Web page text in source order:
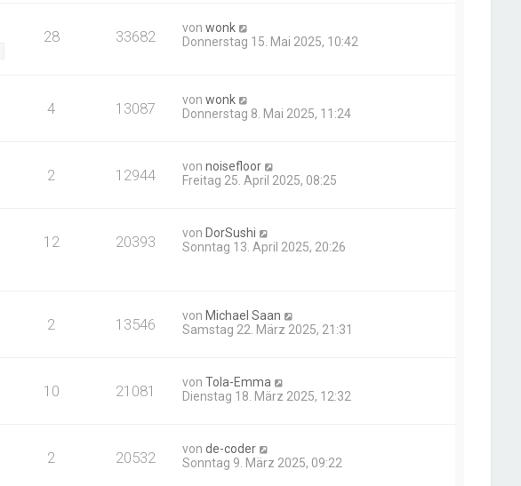
28 33682 vonwonk
Donnerstag 15. Mai 2025, 10:42
4 13087 vonwonk
Donnerstag 8. Mai 2025, 11:24
2 12944 vonnoisefloor
Freitag 25. April 2025, 08:25
12 20393 von DorSushi
Sonntag 13. April 2025, 20:26
2 13546 von Michael Saan
Samstag 22. März 2025, 21:31
10 21081 vonTola-Emma
Dienstag 18. März 2025, 12:32
2 20532 vonde-coder
Sonntag 9. März 2025, 09:22